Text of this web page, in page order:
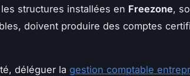
structures installées en Freezone,
doivent produire des comptes
déléguer la gestion comptable